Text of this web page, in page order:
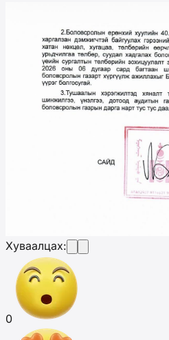
Хуваалцах:
0